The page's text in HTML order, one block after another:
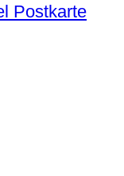
Postkarte